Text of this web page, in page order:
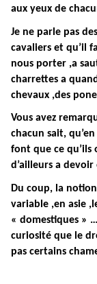
aux yeux de
Je ne parle pas
cavaliers et qu’il
nous porter ,a
charrettes a
chevaux ,des
Vous avez
chacun sait,
font que ce qu’ils
d’ailleurs a
Du coup, la
variable ,en asie
« domestiques »
curiosité que le
pas certains